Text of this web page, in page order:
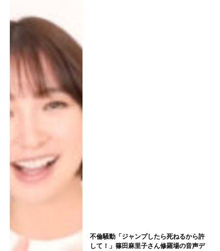
不倫騒動「ジャンプしたら死ねるから許
して！」篠田麻里子さん修羅場の音声デ